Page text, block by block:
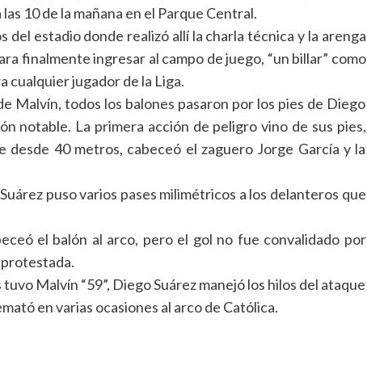
10 de la mañana en el Parque Central.
del estadio donde realizó allí la charla técnica y la arenga
finalmente ingresar al campo de juego, “un billar” como
cualquier jugador de la Liga.
Malvín, todos los balones pasaron por los pies de Diego
notable. La primera acción de peligro vino de sus pies,
40 metros, cabeceó el zaguero Jorge García y la
puso varios pases milimétricos a los delanteros que
el balón al arco, pero el gol no fue convalidado por
Malvín “59”, Diego Suárez manejó los hilos del ataque
en varias ocasiones al arco de Católica.